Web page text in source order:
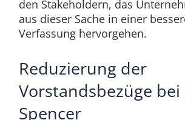
den Stakeholdern, das
aus dieser Sache in einer
Verfassung hervorgehen.
Reduzierung der
Vorstandsbezüge
Spencer